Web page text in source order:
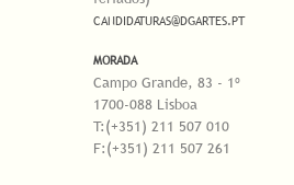
CANDIDATURAS@DGARTES.PT
MORADA
Campo Grande, 83 - 1º
1700-088 Lisboa
T:(+351) 211 507 010
F:(+351) 211 507 261